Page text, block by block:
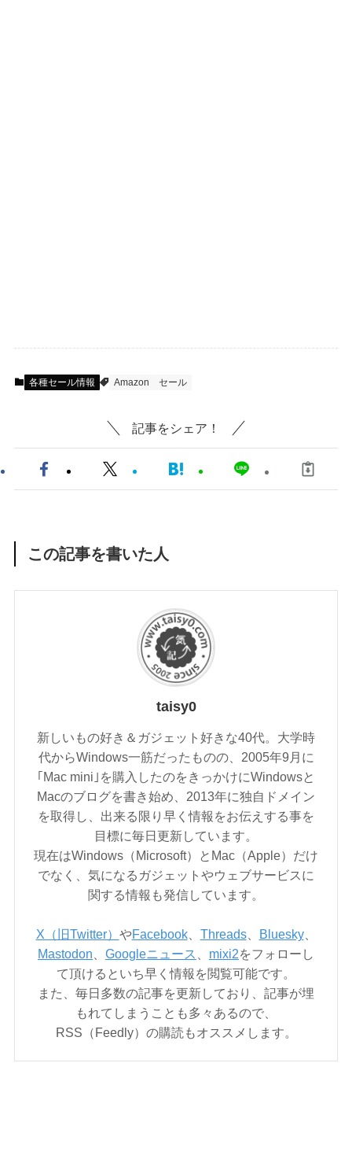
各種セール情報 Amazon セール
記事をシェア！
この記事を書いた人
taisy0
新しいもの好き＆ガジェット好きな40代。大学時
代からWindows一筋だったものの、2005年9月に
｢Mac mini｣を購入したのをきっかけにWindowsと
Macのブログを書き始め、2013年に独自ドメイン
を取得し、出来る限り早く情報をお伝えする事を
目標に毎日更新しています。
現在はWindows（Microsoft）とMac（Apple）だけ
でなく、気になるガジェットやウェブサービスに
関する情報も発信しています。
X（旧Twitter） やFacebook、 Threads、 Bluesky、
Mastodon
Googleニュース mixi2をフォローし
て頂けるといち早く情報を閲覧可能です。
また、毎日多数の記事を更新しており、記事が埋
もれてしまうことも多々あるので、
RSS（Feedly）の購読もオススメします。